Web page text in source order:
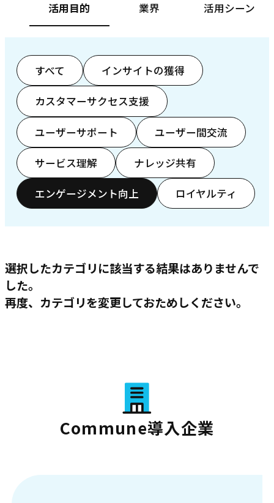
活用目的 業界 活用シーン
すべて インサイトの獲得
カスタマーサクセス支援
ユーザーサポート ユーザー間交流
サービス理解 ナレッジ共有
エンゲージメント向上 ロイヤルティ
選択したカテゴリに該当する結果はありませんで
した。
再度、カテゴリを変更しておためしください。
Commune導入企業